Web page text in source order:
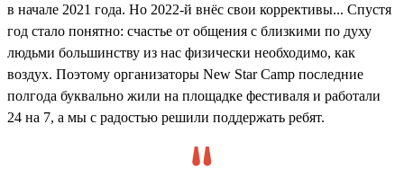
в начале 2021 года. Но 2022-й внёс свои коррективы... Спустя
год стало понятно: счастье от общения с близкими по духу
людьми большинству из нас физически необходимо, как
воздух. Поэтому организаторы New Star Camp последние
полгода буквально жили на площадке фестиваля и работали
24 на 7, а мы с радостью решили поддержать ребят.